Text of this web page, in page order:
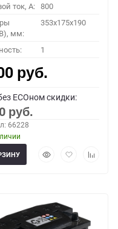
ток, A: 800
мм:
353x175x190
1
руб.
ECOном скидки:
руб.
66228
БыстрыйДобавитьДобавить